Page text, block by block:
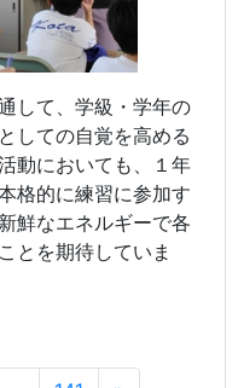
して、学級・学年の
しての自覚を高める
動においても、１年
格的に練習に参加す
鮮なエネルギーで各
とを期待していま